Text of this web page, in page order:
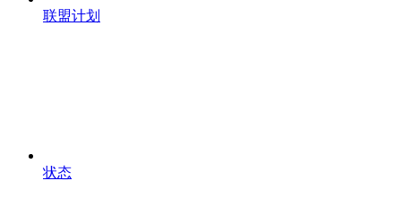
联盟计划
状态